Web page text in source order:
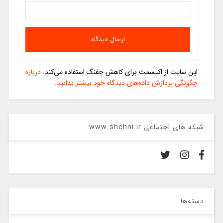
این سایت از اکیسمت برای کاهش جفنگ استفاده می‌کند. درباره
چگونگی پردازش داده‌های دیدگاه خود بیشتر بدانید.
شبکه های اجتماعی www.shehni.ir
دسته‌ها